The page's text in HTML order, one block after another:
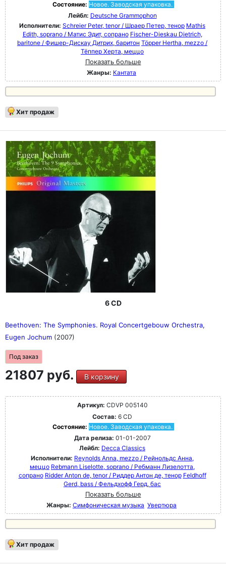
Состояние: Новое. Заводская упаковка.
Лейбл: Deutsche Grammophon
Исполнители: Schreier Peter, tenor / Шраер Петер, тенор Mathis
Edith, soprano / Матис Эдит, сопрано Fischer-Dieskau Dietrich,
baritone / Фишер-Дискау Дитрих, баритон Töpper Hertha, mezzo /
Тёппер Херта, меццо
Показать больше
Жанры: Кантата
Хит продаж
6 CD
Beethoven: The Symphonies. Royal Concertgebouw Orchestra,
Eugen Jochum (2007)
Под заказ
21807 руб. В корзину
Артикул: CDVP 005140
Состав: 6 CD
Состояние: Новое. Заводская упаковка.
Дата релиза: 01-01-2007
Лейбл: Decca Classics
Исполнители: Reynolds Anna, mezzo / Рейнольдс Анна,
меццо Rebmann Liselotte, soprano / Ребманн Лизелотта,
сопрано Ridder Anton de, tenor / Риддер Антон де, тенор Feldhoff
Gerd, bass / Фельдхофф Герд, бас
Показать больше
Жанры: Симфоническая музыка Увертюра
Хит продаж